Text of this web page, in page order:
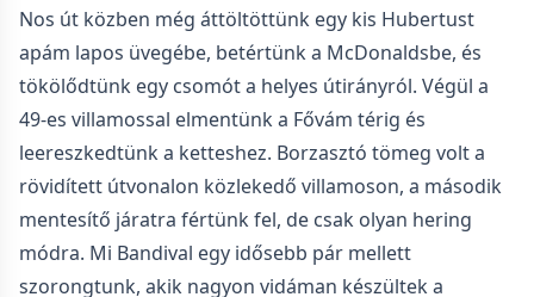
Nos út közben még áttöltöttünk egy kis Hubertust
apám lapos üvegébe, betértünk a McDonaldsbe, és
tökölődtünk egy csomót a helyes útirányról. Végül a
49-es villamossal elmentünk a Fővám térig és
leereszkedtünk a ketteshez. Borzasztó tömeg volt a
rövidített útvonalon közlekedő villamoson, a második
mentesítő járatra fértünk fel, de csak olyan hering
módra. Mi Bandival egy idősebb pár mellett
szorongtunk, akik nagyon vidáman készültek a